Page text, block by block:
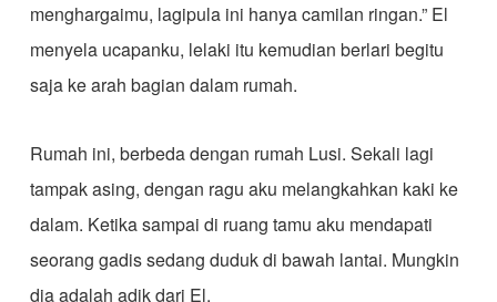
menghargaimu, lagipula ini hanya camilan ringan.” El
menyela ucapanku, lelaki itu kemudian berlari begitu
saja ke arah bagian dalam rumah.
Rumah ini, berbeda dengan rumah Lusi. Sekali lagi
tampak asing, dengan ragu aku melangkahkan kaki ke
dalam. Ketika sampai di ruang tamu aku mendapati
seorang gadis sedang duduk di bawah lantai. Mungkin
dia adalah adik dari El.